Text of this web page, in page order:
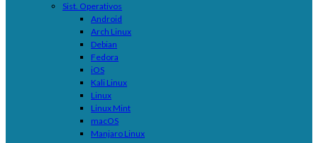
Sist. Operativos
Android
Arch Linux
Debian
Fedora
iOS
Kali Linux
Linux
Linux Mint
macOS
Manjaro Linux